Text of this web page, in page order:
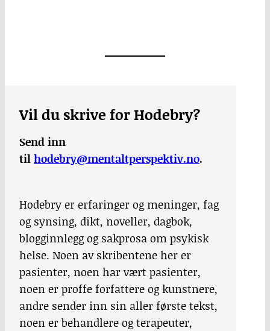
Vil du skrive for Hodebry?
Send inn
tilhodebry@mentaltperspektiv.no.
Hodebry er erfaringer og meninger, fag
og synsing, dikt, noveller, dagbok,
blogginnlegg og sakprosa om psykisk
helse. Noen av skribentene her er
pasienter, noen har vært pasienter,
noen er proffe forfattere og kunstnere,
andre sender inn sin aller første tekst,
noen er behandlere og terapeuter,